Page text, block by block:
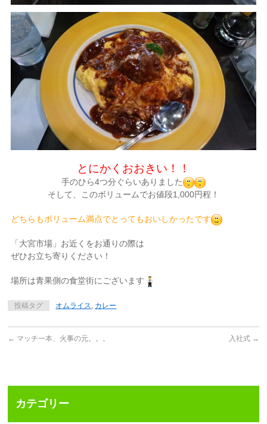
とにかくおおきい！！
手のひら4つ分ぐらいありました
そして、このボリュームでお値段1,000円程！
どちらもボリューム満点でとってもおいしかったです
「大宮市場」お近くをお通りの際は
ぜひお立ち寄りください！
場所は青果側の食堂街にございます
投稿タグ オムライス, カレー
← マッチ一本、火事の元。。。 入社式 →
カテゴリー